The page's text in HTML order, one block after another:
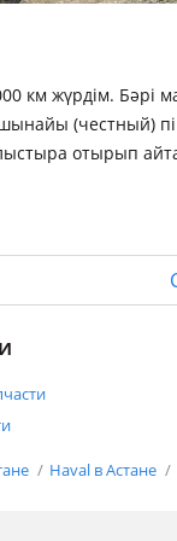
км жүрдім. Бәрі
(честный)
отырып
Haval M6-да ГУР
дұрысHaval в Астане